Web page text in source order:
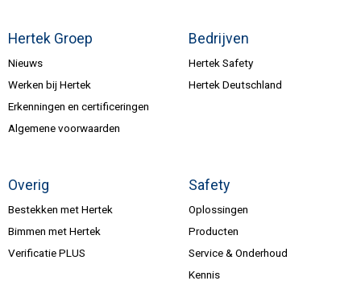
Hertek Groep
Nieuws
Werken bij Hertek
Erkenningen en certificeringen
Algemene voorwaarden
Bedrijven
Hertek Safety
Hertek Deutschland
Overig
Bestekken met Hertek
Bimmen met Hertek
Verificatie PLUS
Safety
Oplossingen
Producten
Service & Onderhoud
Kennis